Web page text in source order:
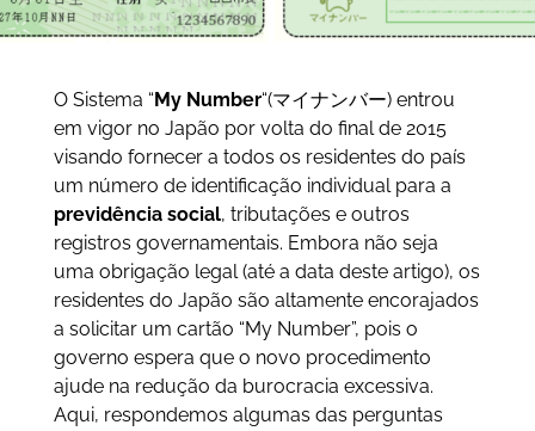
O Sistema “My Number“(マイナンバー) entrou
em vigor no Japão por volta do final de 2015
visando fornecer a todos os residentes do país
um número de identificação individual para a
previdência social, tributações e outros
registros governamentais. Embora não seja
uma obrigação legal (até a data deste artigo), os
residentes do Japão são altamente encorajados
a solicitar um cartão “My Number”, pois o
governo espera que o novo procedimento
ajude na redução da burocracia excessiva.
Aqui, respondemos algumas das perguntas